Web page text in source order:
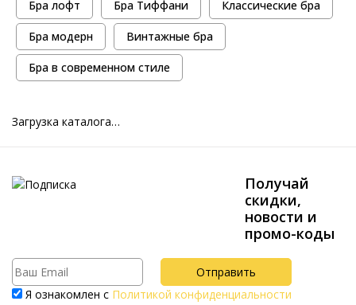
Бра лофт Бра Тиффани Классические бра
Бра модерн Винтажные бра
Бра в современном стиле
Загрузка каталога…
Получай
скидки,
новости и
промо-коды
Я ознакомлен с Политикой конфиденциальности